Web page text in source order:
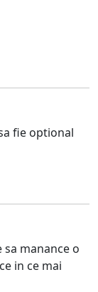
fie optional
manance o
in ce mai